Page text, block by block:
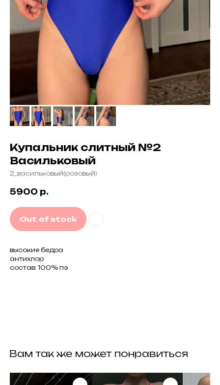
Купальник слитный №2
Васильковый
2_васильковый(розовый)
5900 р.
Out of stock
высокие бедра
антихлор
состав: 100% пэ
Вам так же может понравиться
контакты
задать вопрос следить за нами